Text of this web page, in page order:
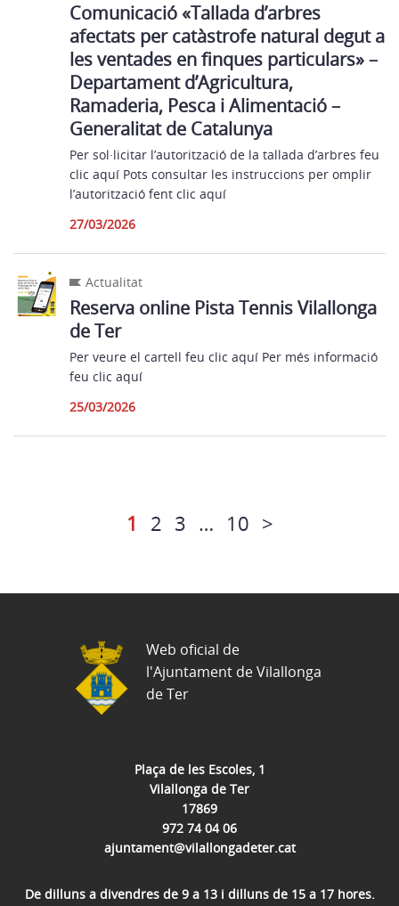
Comunicació «Tallada d’arbres
afectats per catàstrofe natural degut a
les ventades en finques particulars» –
Departament d’Agricultura,
Ramaderia, Pesca i Alimentació –
Generalitat de Catalunya
Per sol·licitar l’autorització de la tallada d’arbres feu
clic aquí Pots consultar les instruccions per omplir
l’autorització fent clic aquí
27/03/2026
Actualitat
Reserva online Pista Tennis Vilallonga
de Ter
Per veure el cartell feu clic aquí Per més informació
feu clic aquí
25/03/2026
1 2 3 … 10 >
Plaça de les Escoles, 1
Vilallonga de Ter
17869
972 74 04 06
ajuntament@vilallongadeter.cat
De dilluns a divendres de 9 a 13 i dilluns de 15 a 17 hores.
Web oficial de
l'Ajuntament de Vilallonga
de Ter